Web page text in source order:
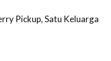
Pickup, Satu Keluarga